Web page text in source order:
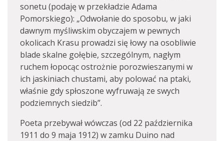
sonetu (podaję w przekładzie Adama
Pomorskiego): „Odwołanie do sposobu, w jaki
dawnym myśliwskim obyczajem w pewnych
okolicach Krasu prowadzi się łowy na osobliwie
blade skalne gołębie, szczególnym, nagłym
ruchem łopocąc ostrożnie porozwieszanymi w
ich jaskiniach chustami, aby polować na ptaki,
właśnie gdy spłoszone wyfruwają ze swych
podziemnych siedzib”.
Poeta przebywał wówczas (od 22 października
1911 do 9 maja 1912) w zamku Duino nad